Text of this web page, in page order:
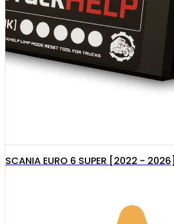
SCANIA EURO 6 SUPER [2022 - 2026]